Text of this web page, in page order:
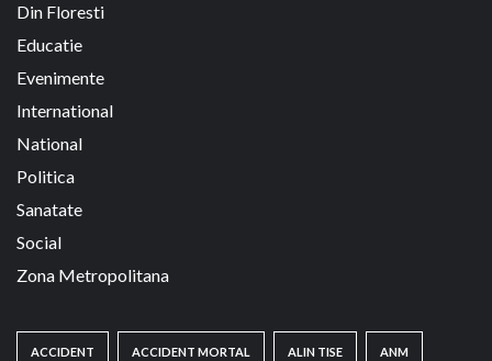
Din Floresti
Educatie
Evenimente
International
National
Politica
Sanatate
Social
Zona Metropolitana
ACCIDENT ACCIDENT MORTAL ALIN TISE ANM